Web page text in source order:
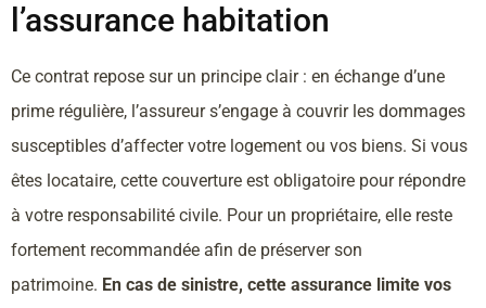
l’assurance habitation
Ce contrat repose sur un principe clair : en échange d’une
prime régulière, l’assureur s’engage à couvrir les dommages
susceptibles d’affecter votre logement ou vos biens. Si vous
êtes locataire, cette couverture est obligatoire pour répondre
à votre responsabilité civile. Pour un propriétaire, elle reste
fortement recommandée afin de préserver son
patrimoine. En cas de sinistre, cette assurance limite vos